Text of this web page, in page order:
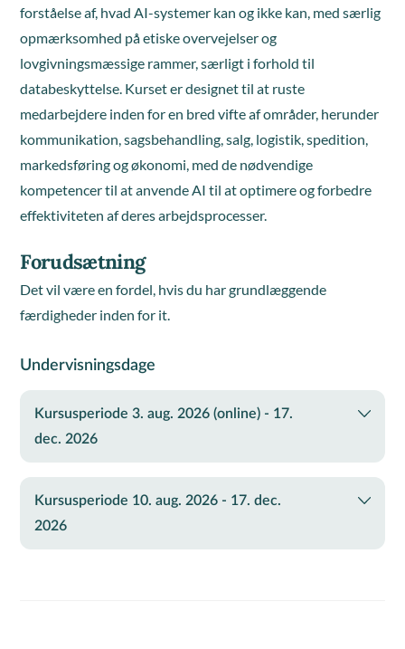
forståelse af, hvad AI-systemer kan og ikke kan, med særlig
opmærksomhed på etiske overvejelser og
lovgivningsmæssige rammer, særligt i forhold til
databeskyttelse. Kurset er designet til at ruste
medarbejdere inden for en bred vifte af områder, herunder
kommunikation, sagsbehandling, salg, logistik, spedition,
markedsføring og økonomi, med de nødvendige
kompetencer til at anvende AI til at optimere og forbedre
effektiviteten af deres arbejdsprocesser.
Forudsætning
Det vil være en fordel, hvis du har grundlæggende
færdigheder inden for it.
Undervisningsdage
Kursusperiode 3. aug. 2026 (online) - 17.
dec. 2026
Kursusperiode 10. aug. 2026 - 17. dec.
2026